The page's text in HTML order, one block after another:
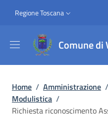
Slim top
Regione Toscana
Comune di
Briciole di
Home / Amministrazione /
Modulistica /
Richiesta riconoscimento